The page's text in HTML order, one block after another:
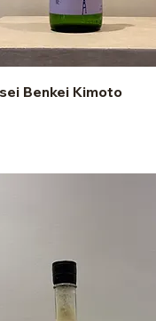
Benkei Kimoto